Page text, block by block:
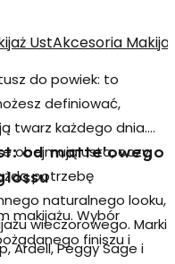
UstAkcesoria
do powiek: to
definiować,
twarz każdego dnia.
obejmują usta, oczy,
potrzebę
naturalnego looku,
wieczorowego. Marki
Ardell, Peggy Sage i
od matte'owego
makijażu. Wybór
finiszu i